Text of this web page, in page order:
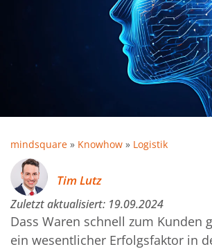
mindsquare » Knowhow » Logistik
Tim Lutz
Zuletzt aktualisiert: 19.09.2024
Dass Waren schnell zum Kunden
ein wesentlicher Erfolgsfaktor in